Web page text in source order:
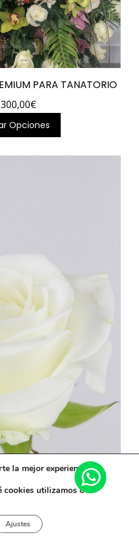
PARA TANATORIO
300,00€
Opciones
producto
tiene
elegir
página
de
producto
BLANCAS
Opciones
la mejor experiencia en
cookies utilizamos o
Ajustes